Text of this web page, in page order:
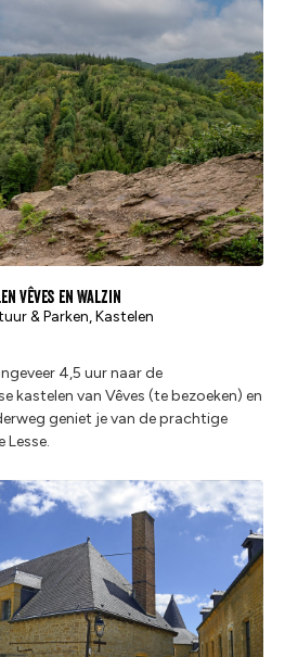
Vêves en Walzin
& Parken, Kastelen
4,5 uur naar de
kastelen van Vêves (te bezoeken) en
geniet je van de prachtige
Lesse.